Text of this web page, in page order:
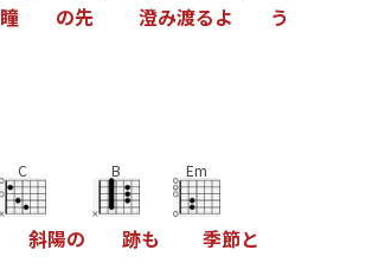
瞳 の先 澄み渡るよ う
C
斜陽の
B
跡も
Em
季節と